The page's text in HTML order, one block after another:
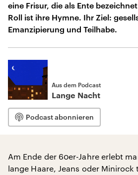
eine Frisur, die als Ente
Roll ist ihre Hymne. Ihr Ziel:
Emanzipierung und Teilhabe.
Aus dem Podcast
Lange Nacht
Podcast abonnieren
Am Ende der 60er-Jahre erlebt
lange Haare, Jeans oder Minirock